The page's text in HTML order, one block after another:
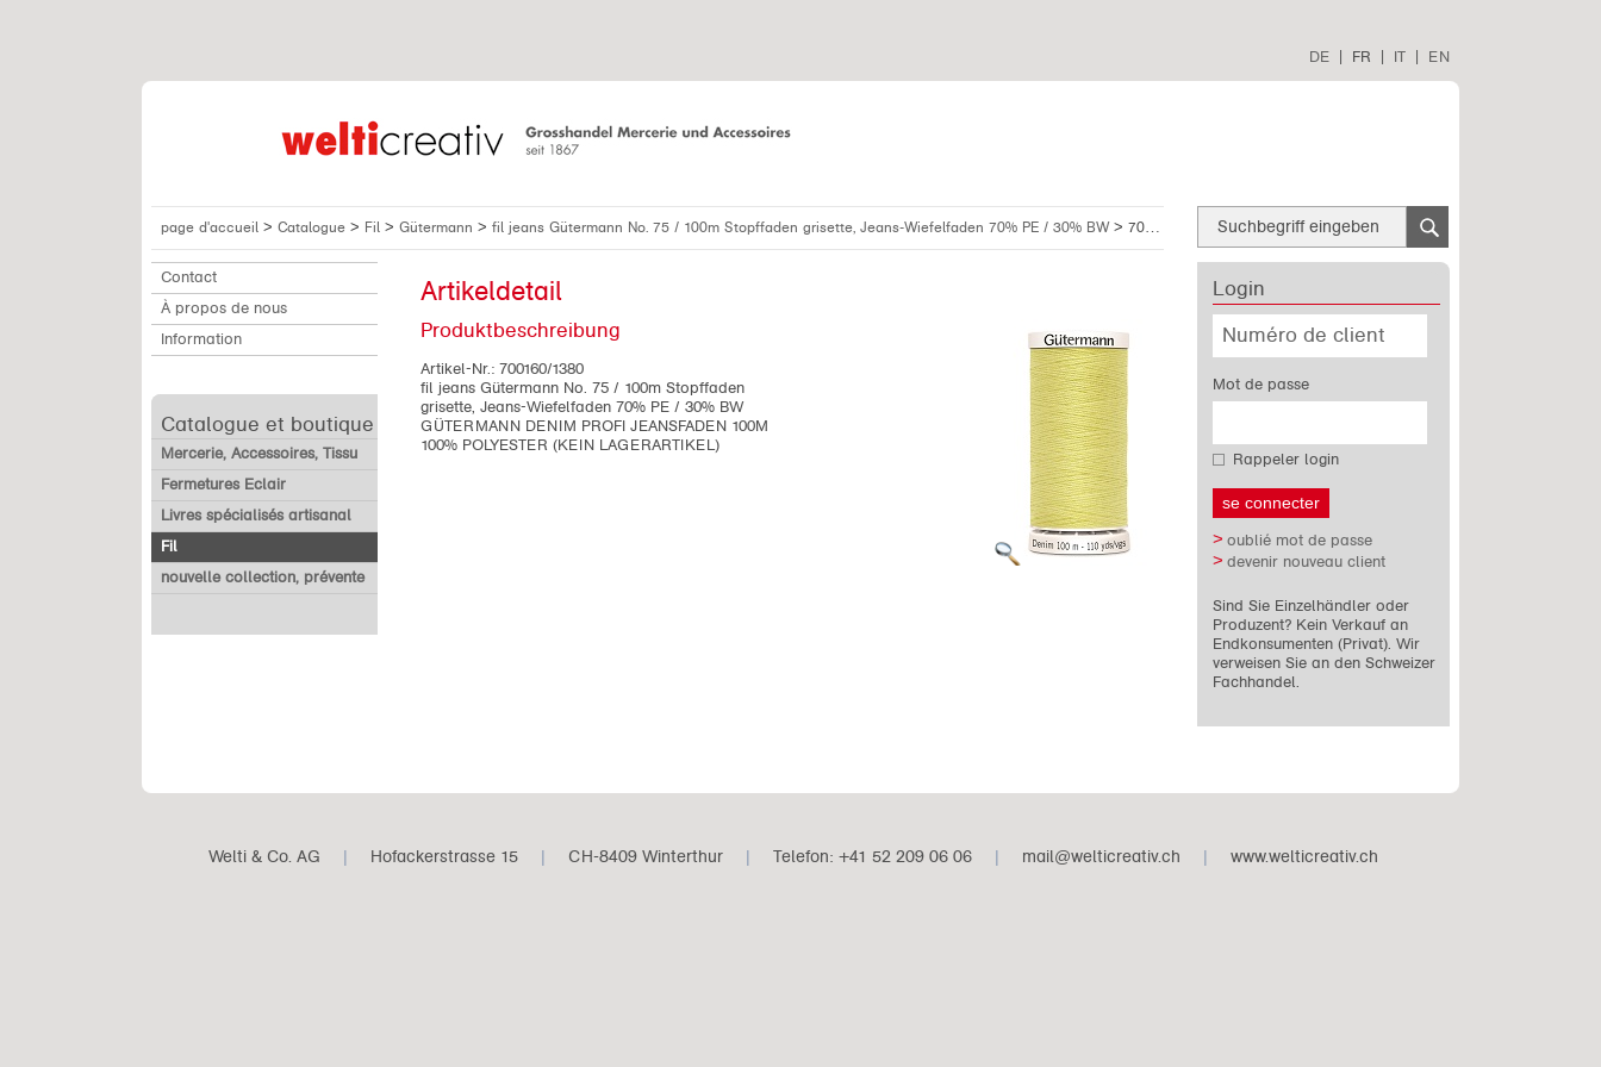
DE FR IT EN
page d'accueil > Catalogue > Fil > Gütermann > fil jeans Gütermann No. 75 / 100m Stopffaden grisette, Jeans-Wiefelfaden 70% PE / 30% BW > 700160/1380
Contact
À propos de nous
Information
Catalogue et boutique
Mercerie, Accessoires, Tissu
Fermetures Eclair
Livres spécialisés artisanal
Fil
nouvelle collection, prévente
Login
Mot de passe
Rappeler login
oublié mot de passe
devenir nouveau client
Sind Sie Einzelhändler oder
Produzent? Kein Verkauf an
Endkonsumenten (Privat). Wir
verweisen Sie an den Schweizer
Fachhandel.
Artikeldetail
Produktbeschreibung
Artikel-Nr.: 700160/1380
fil jeans Gütermann No. 75 / 100m Stopffaden
grisette, Jeans-Wiefelfaden 70% PE / 30% BW
GÜTERMANN DENIM PROFI JEANSFADEN 100M
100% POLYESTER (KEIN LAGERARTIKEL)
Welti & Co. AG | Hofackerstrasse 15 | CH-8409 Winterthur | Telefon: +41 52 209 06 06 | mail@welticreativ.ch | www.welticreativ.ch